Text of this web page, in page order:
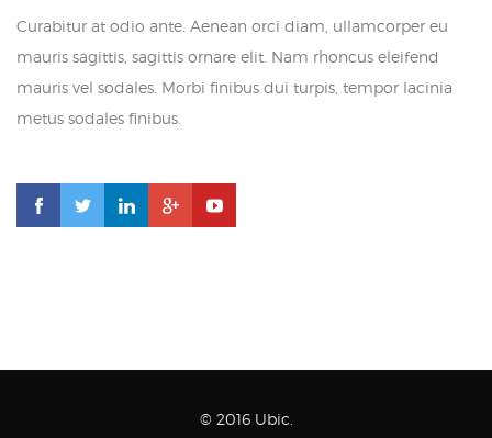
Curabitur at odio ante. Aenean orci diam, ullamcorper eu
mauris sagittis, sagittis ornare elit. Nam rhoncus eleifend
mauris vel sodales. Morbi finibus dui turpis, tempor lacinia
metus sodales finibus.
© 2016 Ubic.